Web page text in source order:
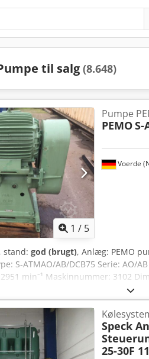
til salg (8.648)
1 / 5
Voerde
Pumpe
PEMOS-
, stand: god (brugt), Anlæg: PEMO
S-ATMAO/AB/DCB75 Serie: AO/
min⁻¹ Maskinnummer: 3102
til applikationer med meget
af mediet
Speck
25-30F